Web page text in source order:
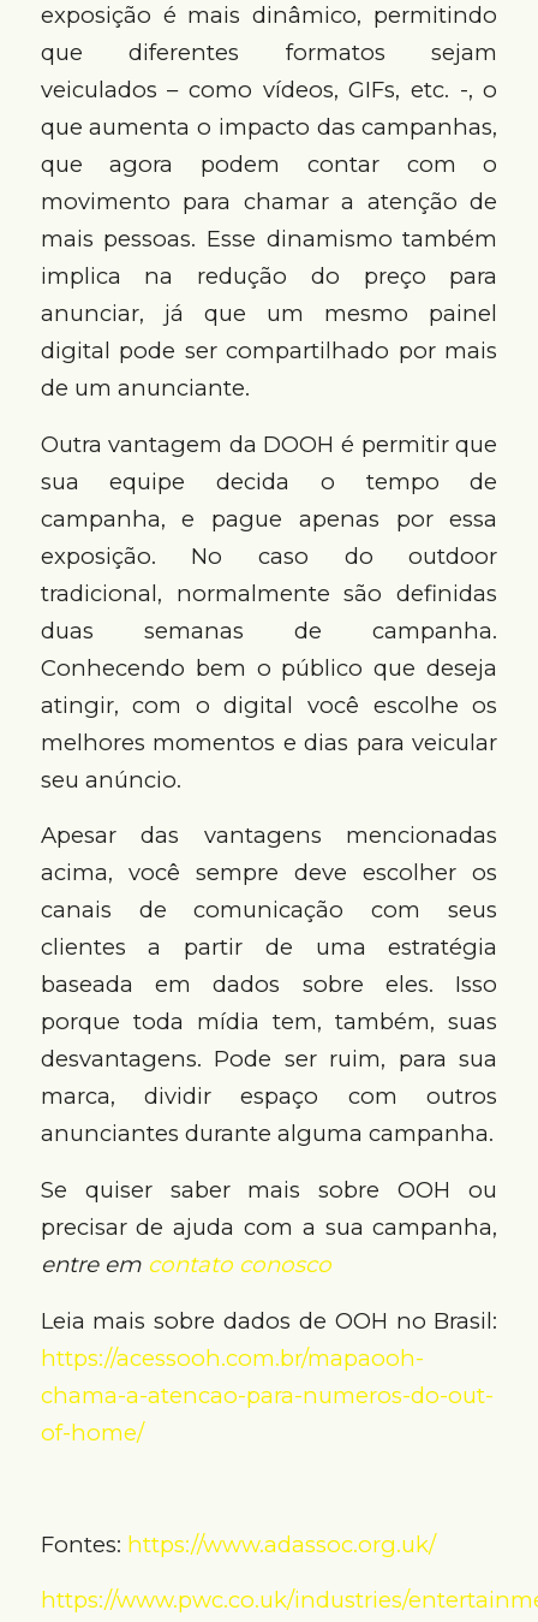
exposição é mais dinâmico, permitindo
que diferentes formatos sejam
veiculados – como vídeos, GIFs, etc. -, o
que aumenta o impacto das campanhas,
que agora podem contar com o
movimento para chamar a atenção de
mais pessoas. Esse dinamismo também
implica na redução do preço para
anunciar, já que um mesmo painel
digital pode ser compartilhado por mais
de um anunciante.
Outra vantagem da DOOH é permitir que
sua equipe decida o tempo de
campanha, e pague apenas por essa
exposição. No caso do outdoor
tradicional, normalmente são definidas
duas semanas de campanha.
Conhecendo bem o público que deseja
atingir, com o digital você escolhe os
melhores momentos e dias para veicular
seu anúncio.
Apesar das vantagens mencionadas
acima, você sempre deve escolher os
canais de comunicação com seus
clientes a partir de uma estratégia
baseada em dados sobre eles. Isso
porque toda mídia tem, também, suas
desvantagens. Pode ser ruim, para sua
marca, dividir espaço com outros
anunciantes durante alguma campanha.
Se quiser saber mais sobre OOH ou
precisar de ajuda com a sua campanha,
entre em contato conosco
Leia mais sobre dados de OOH no Brasil:
https://acessooh.com.br/mapaooh-
chama-a-atencao-para-numeros-do-out-
of-home/
Fontes: https://www.adassoc.org.uk/
https://www.pwc.co.uk/industries/